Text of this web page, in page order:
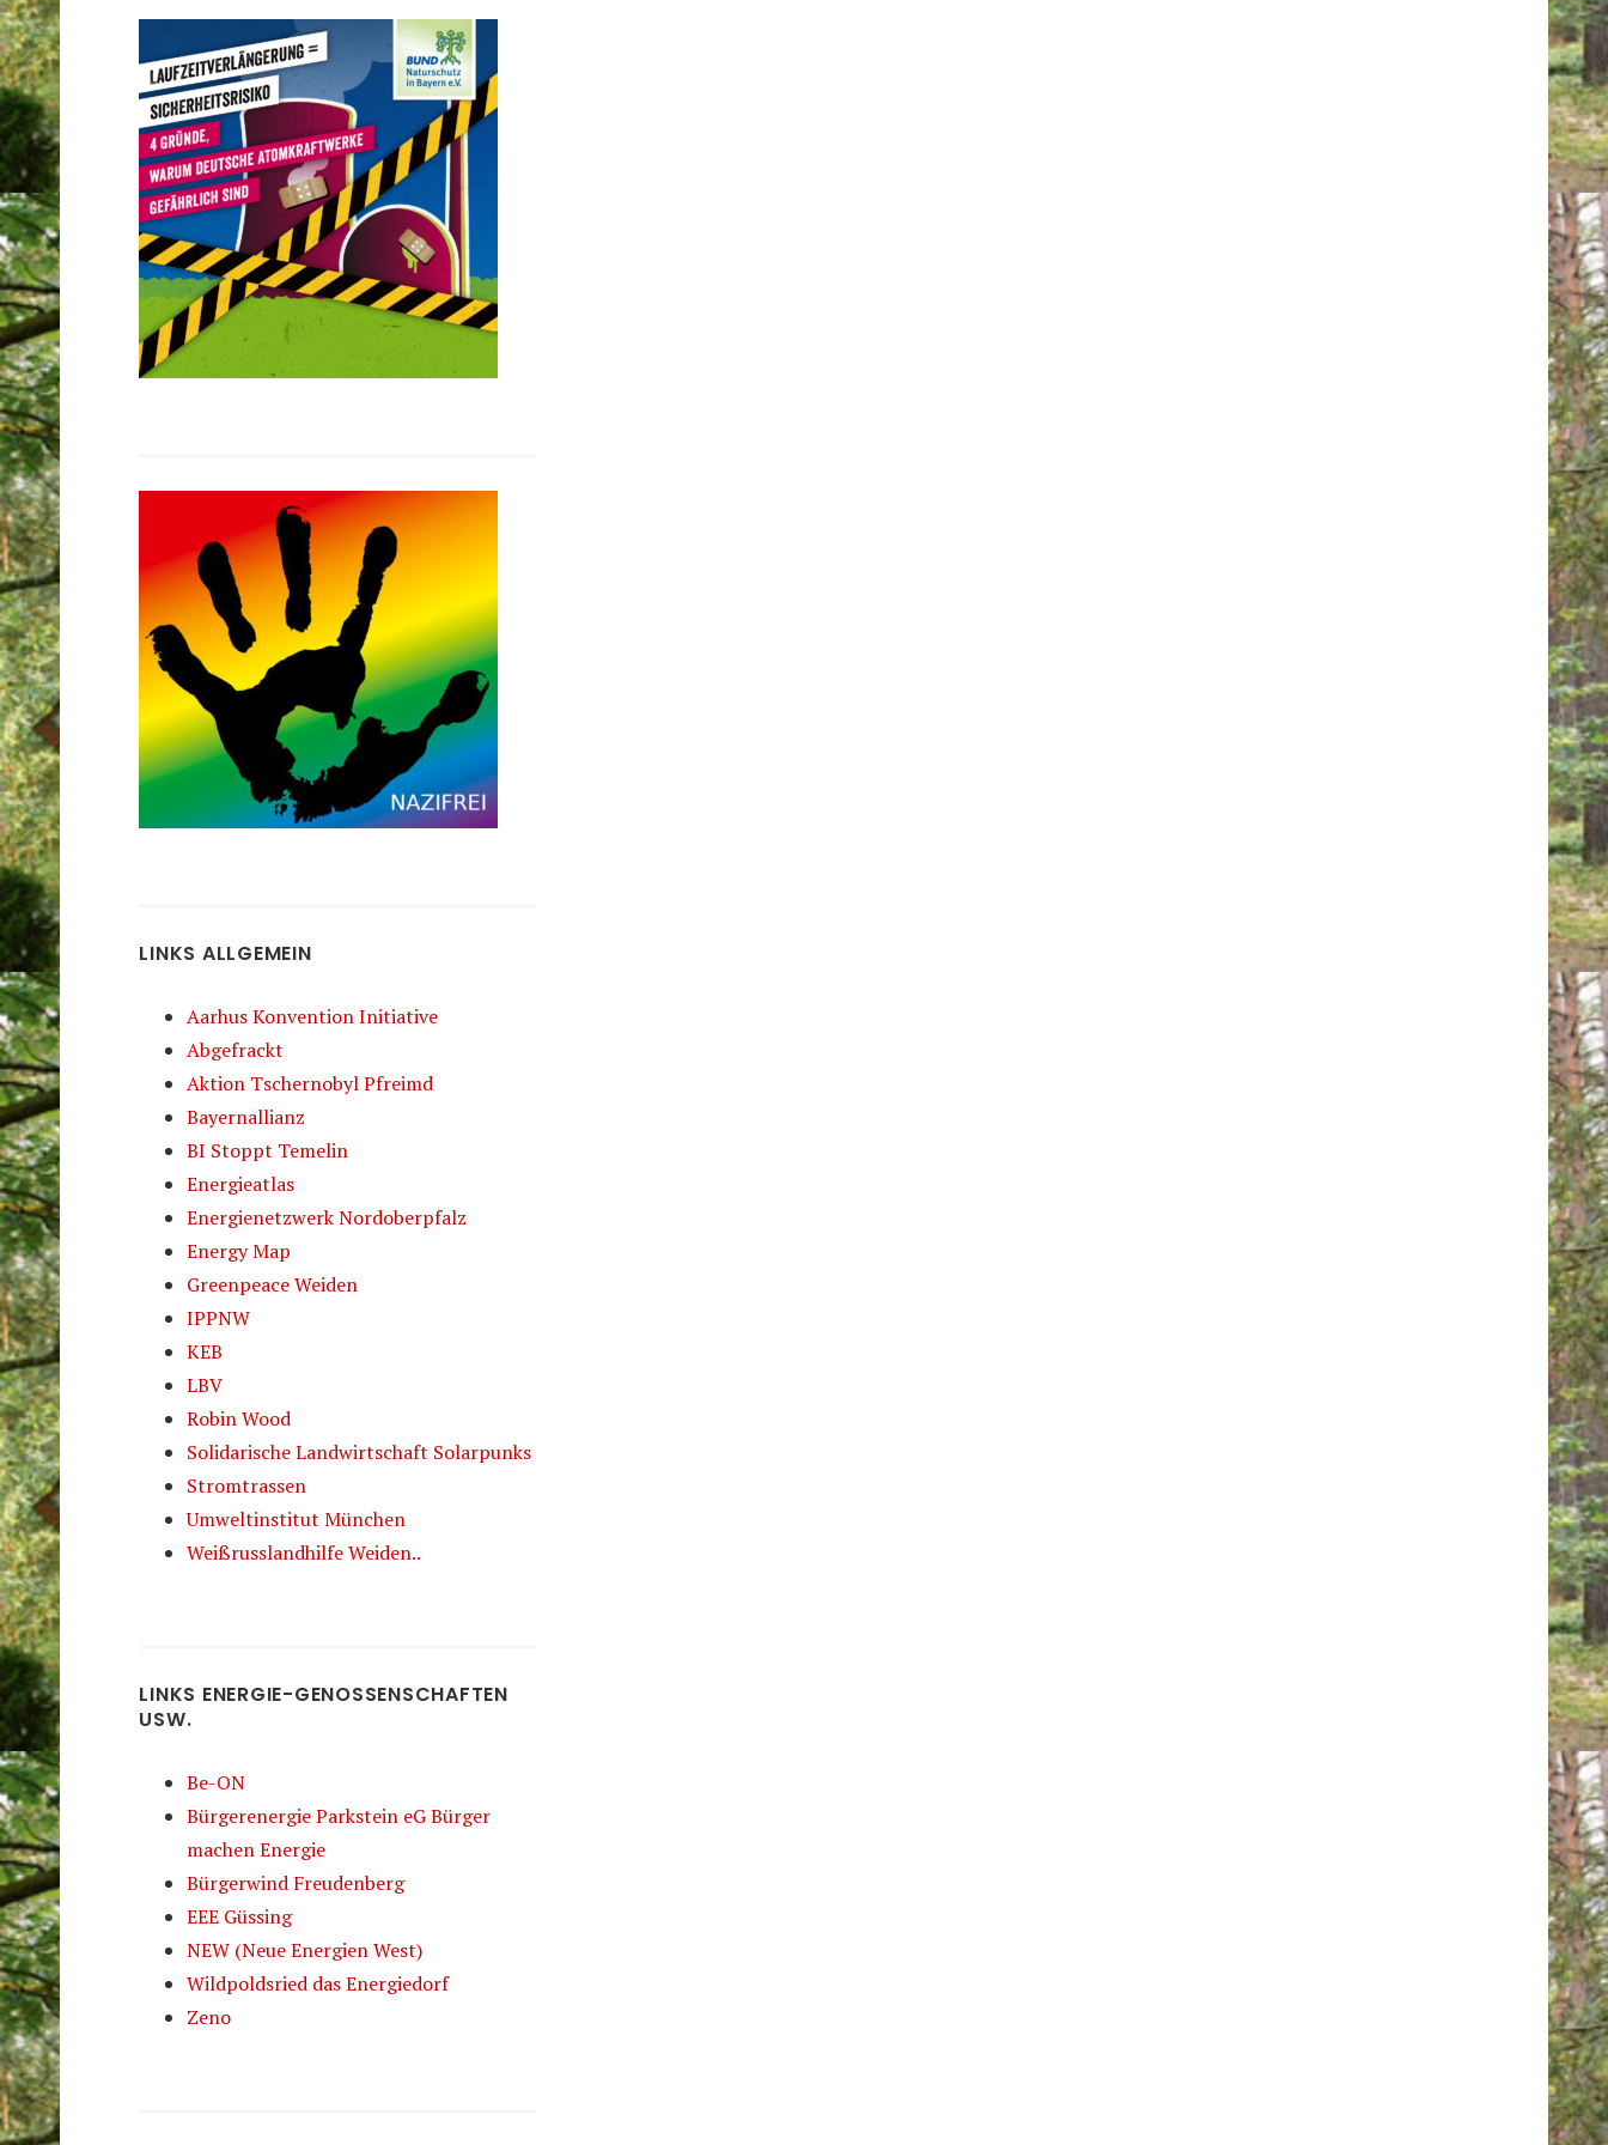
LINKS ALLGEMEIN
Aarhus Konvention Initiative
Abgefrackt
Aktion Tschernobyl Pfreimd
Bayernallianz
BI Stoppt Temelin
Energieatlas
Energienetzwerk Nordoberpfalz
Energy Map
Greenpeace Weiden
IPPNW
KEB
LBV
Robin Wood
Solidarische Landwirtschaft Solarpunks
Stromtrassen
Umweltinstitut München
Weißrusslandhilfe Weiden..
LINKS ENERGIE-GENOSSENSCHAFTEN
USW.
Be-ON
Bürgerenergie Parkstein eG Bürger
machen Energie
Bürgerwind Freudenberg
EEE Güssing
NEW (Neue Energien West)
Wildpoldsried das Energiedorf
Zeno